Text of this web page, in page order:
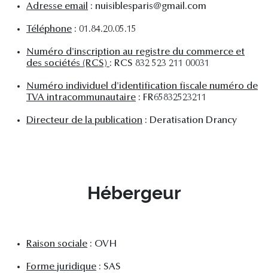
Adresse email : nuisiblesparis@gmail.com
Téléphone : 01.84.20.05.15
Numéro d'inscription au registre du commerce et
des sociétés (RCS) : RCS 832 523 211 00031
Numéro individuel d'identification fiscale numéro de
TVA intracommunautaire : FR65832523211
Directeur de la publication : Deratisation Drancy
Hébergeur
Raison sociale : OVH
Forme juridique : SAS